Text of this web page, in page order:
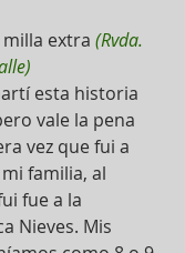
milla extra (Rvda.
esta historia
vale la pena
vez que fui a
familia, al
fue a la
Nieves. Mis